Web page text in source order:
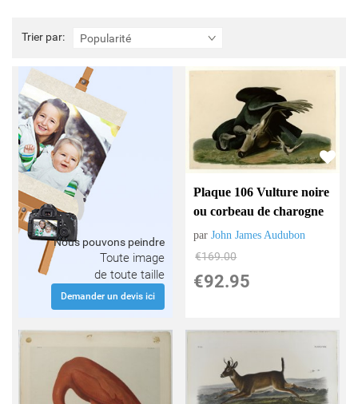
Trier par: Popularité
Trier
par:
Nous pouvons peindre
Toute image
de toute taille
Demander un devis ici
Plaque 106 Vulture noire
ou corbeau de charogne
parJohn James Audubon
€169.00
€92.95